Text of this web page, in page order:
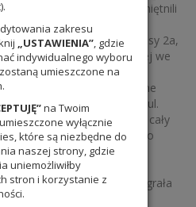
zakresu
„USTAWIENIA”, gdzie
indywidualnego wyboru
umieszczone na
na Twoim
wyłącznie
które są niezbędne do
naszej strony, gdzie
uniemożliwiłby
stron i korzystanie z
szkoły, jak co roku, upamiętnili
Żonkil. W tym roku do
się też grupa uczniów klasy 2a,
„Śladami kultury żydowskiej we
wystawę zdjęć
fotografie zostały wykonane
przy ul. Ślężnej oraz na ul.
gazetki szkolnej poświęciła cały
wpływie na rozwój naszego
po spotkaniu z
Żydowskiej o
i jej ważnej roli, jaką odegrała
kraju i miasta.